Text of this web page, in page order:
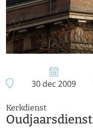
30 dec 2009
Kerkdienst
Oudjaarsdienst